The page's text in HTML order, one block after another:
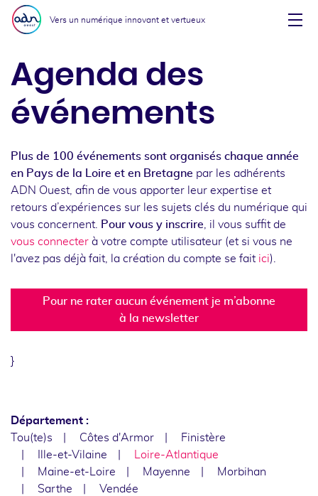
Aller au menu
Aller au contenu
Vers un numérique innovant et vertueux
Agenda des
événements
Plus de 100 événements sont organisés chaque année
en Pays de la Loire et en Bretagne par les adhérents
ADN Ouest, afin de vous apporter leur expertise et
retours d’expériences sur les sujets clés du numérique qui
vous concernent.
Pour vous y inscrire , il vous suffit de
vous connecter à votre compte utilisateur (et si vous ne
l'avez pas déjà fait, la création du compte se fait ici).
Pour ne rater aucun événement je m’abonne
à la newsletter
}
Département :
Tou(te)s
Côtes d'Armor
Finistère
Ille-et-Vilaine
Loire-Atlantique
Maine-et-Loire
Mayenne
Morbihan
Sarthe
Vendée